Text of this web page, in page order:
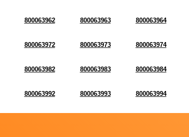
800063962 800063963 800063964
800063972 800063973 800063974
800063982 800063983 800063984
800063992 800063993 800063994